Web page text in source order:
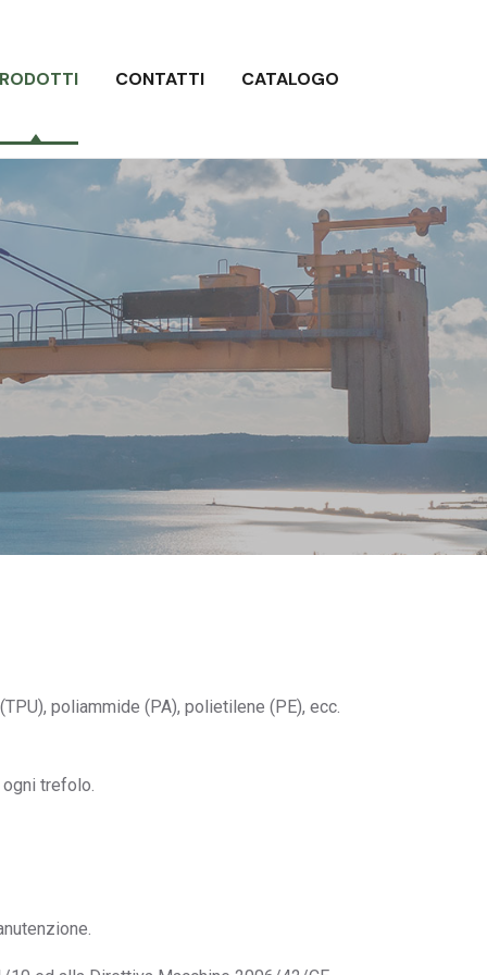
CONTATTI CATALOGO
poliammide (PA), polietilene (PE), ecc.
trefolo.